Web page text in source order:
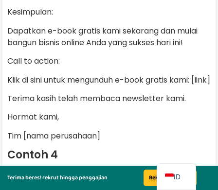
Kesimpulan:
Dapatkan e-book gratis kami sekarang dan mulai
bangun bisnis online Anda yang sukses hari ini!
Call to action:
Klik di sini untuk mengunduh e-book gratis kami: [link]
Terima kasih telah membaca newsletter kami.
Hormat kami,
Tim [nama perusahaan]
Contoh 4
Subject: Webinar Gratis: Cara Meningkatkan
Terima beres! rekrut hingga penggajian Rekrut Sekarang
ID